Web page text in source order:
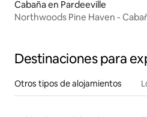
Cabaña en Pardeeville
Northwoods Pine Haven -
Destinaciones para
Otros tipos de alojamientos